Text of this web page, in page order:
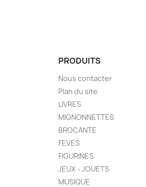
PRODUITS
Nous contacter
Plan du site
LIVRES
MIGNONNETTES
BROCANTE
FEVES
FIGURINES
JEUX - JOUETS
MUSIQUE